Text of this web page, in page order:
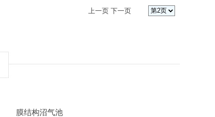
上一页 下一页
膜结构沼气池